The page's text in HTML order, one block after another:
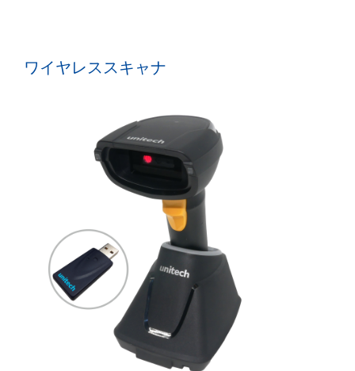
ワイヤレススキャナ